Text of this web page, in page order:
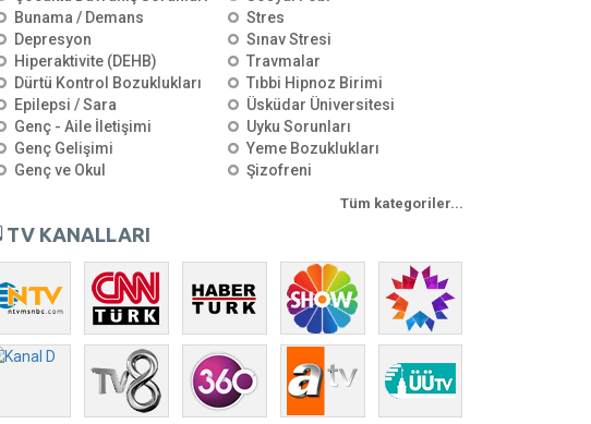
Bunama / Demans
Depresyon
Hiperaktivite (DEHB)
Dürtü Kontrol Bozuklukları
Epilepsi / Sara
Genç - Aile İletişimi
Genç Gelişimi
Genç ve Okul
Stres
Sınav Stresi
Travmalar
Tıbbi Hipnoz Birimi
Üsküdar Üniversitesi
Uyku Sorunları
Yeme Bozuklukları
Şizofreni
Tüm kategoriler...
TV KANALLARI